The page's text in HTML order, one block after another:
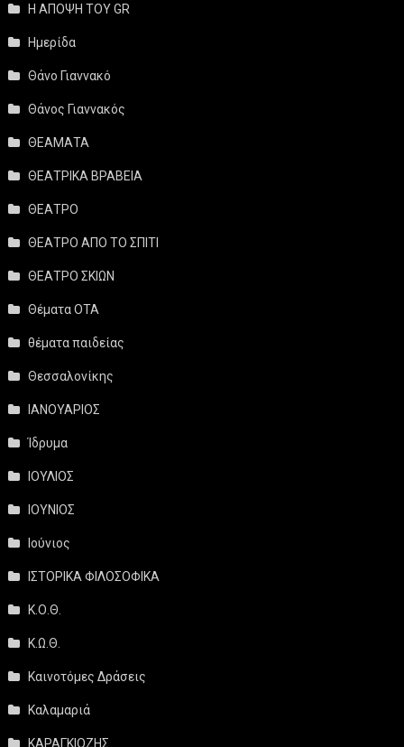
Η ΑΠΟΨΗ ΤΟΥ GR
Ημερίδα
Θάνο Γιαννακό
Θάνος Γιαννακός
ΘΕΑΜΑΤΑ
ΘΕΑΤΡΙΚΑ ΒΡΑΒΕΙΑ
ΘΕΑΤΡΟ
ΘΕΑΤΡΟ ΑΠΟ ΤΟ ΣΠΙΤΙ
ΘΕΑΤΡΟ ΣΚΙΩΝ
Θέματα ΟΤΑ
θέματα παιδείας
Θεσσαλονίκης
ΙΑΝΟΥΑΡΙΟΣ
Ίδρυμα
ΙΟΥΛΙΟΣ
ΙΟΥΝΙΟΣ
Ιούνιος
ΙΣΤΟΡΙΚΑ ΦΙΛΟΣΟΦΙΚΑ
Κ.Ο.Θ.
Κ.Ω.Θ.
Καινοτόμες Δράσεις
Καλαμαριά
ΚΑΡΑΓΚΙΟΖΗΣ